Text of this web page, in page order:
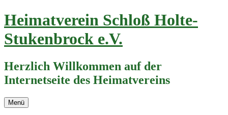
Zum
Inhalt
springen
Heimatverein Schloß Holte-
Stukenbrock e.V.
Herzlich Willkommen auf der
Internetseite des Heimatvereins
Menü